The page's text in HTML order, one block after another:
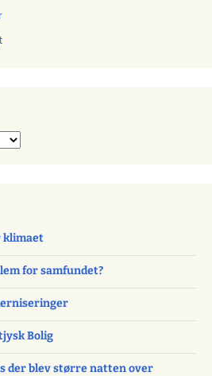
klimaet
for samfundet?
Bolig
der blev større natten over